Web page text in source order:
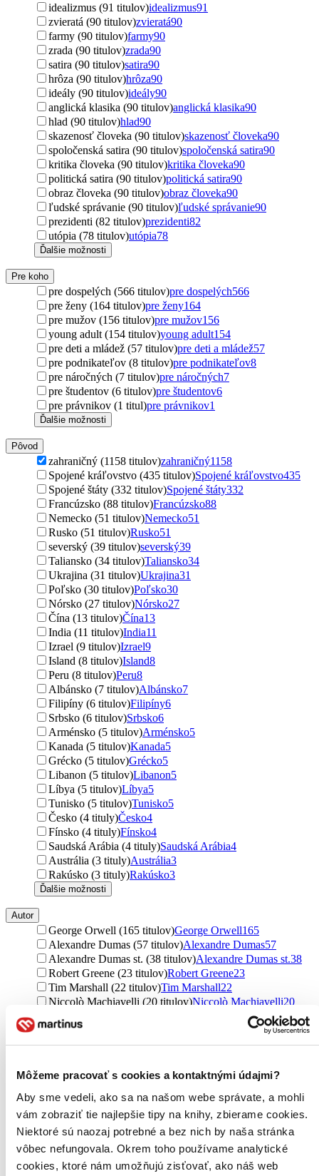
Môžeme pracovať s cookies a kontaktnými údajmi?
Aby sme vedeli, ako sa na našom webe správate, a mohli
vám zobraziť tie najlepšie tipy na knihy, zbierame cookies.
Niektoré sú naozaj potrebné a bez nich by naša stránka
vôbec nefungovala. Okrem toho používame analytické
cookies, ktoré nám umožňujú zisťovať, ako náš web
idealizmus (91 titulov)idealizmus91
zvieratá (90 titulov)zvieratá90
farmy (90 titulov)farmy90
zrada (90 titulov)zrada90
satira (90 titulov)satira90
hrôza (90 titulov)hrôza90
ideály (90 titulov)ideály90
anglická klasika (90 titulov)anglická klasika90
hlad (90 titulov)hlad90
skazenosť človeka (90 titulov)skazenosť človeka90
spoločenská satira (90 titulov)spoločenská satira90
kritika človeka (90 titulov)kritika človeka90
politická satira (90 titulov)politická satira90
obraz človeka (90 titulov)obraz človeka90
ľudské správanie (90 titulov)ľudské správanie90
prezidenti (82 titulov)prezidenti82
utópia (78 titulov)utópia78
Ďalšie možnosti
Pre koho
pre dospelých (566 titulov)pre dospelých566
pre ženy (164 titulov)pre ženy164
pre mužov (156 titulov)pre mužov156
young adult (154 titulov)young adult154
pre deti a mládež (57 titulov)pre deti a mládež57
pre podnikateľov (8 titulov)pre podnikateľov8
pre náročných (7 titulov)pre náročných7
pre študentov (6 titulov)pre študentov6
pre právnikov (1 titul)pre právnikov1
Ďalšie možnosti
Pôvod
zahraničný (1158 titulov)zahraničný1158
Spojené kráľovstvo (435 titulov)Spojené kráľovstvo435
Spojené štáty (332 titulov)Spojené štáty332
Francúzsko (88 titulov)Francúzsko88
Nemecko (51 titulov)Nemecko51
Rusko (51 titulov)Rusko51
severský (39 titulov)severský39
Taliansko (34 titulov)Taliansko34
Ukrajina (31 titulov)Ukrajina31
Poľsko (30 titulov)Poľsko30
Nórsko (27 titulov)Nórsko27
Čína (13 titulov)Čína13
India (11 titulov)India11
Izrael (9 titulov)Izrael9
Island (8 titulov)Island8
Peru (8 titulov)Peru8
Albánsko (7 titulov)Albánsko7
Filipíny (6 titulov)Filipíny6
Srbsko (6 titulov)Srbsko6
Arménsko (5 titulov)Arménsko5
Kanada (5 titulov)Kanada5
Grécko (5 titulov)Grécko5
Libanon (5 titulov)Libanon5
Líbya (5 titulov)Líbya5
Tunisko (5 titulov)Tunisko5
Česko (4 tituly)Česko4
Fínsko (4 tituly)Fínsko4
Saudská Arábia (4 tituly)Saudská Arábia4
Austrália (3 tituly)Austrália3
Rakúsko (3 tituly)Rakúsko3
Ďalšie možnosti
Autor
George Orwell (165 titulov)George Orwell165
Alexandre Dumas (57 titulov)Alexandre Dumas57
Alexandre Dumas st. (38 titulov)Alexandre Dumas st.38
Robert Greene (23 titulov)Robert Greene23
Tim Marshall (22 titulov)Tim Marshall22
Niccolò Machiavelli (20 titulov)Niccolò Machiavelli20
Niccolo Machiavelli18
Barack Obama (17 titulov)
Niccoló Machiavelli (15 titulov)Niccoló Machiavelli15
Henry Kissinger (13 titulov)Henry Kissinger13
Karl Marx (12 titulov)Karl Marx12
Friedrich Engels (12 titulov)Friedrich Engels12
Douglas Murray (12 titulov)Douglas Murray12
Thomas More (11 titulov)Thomas More 11
Michail Zygar (10 titulov)
Michail Zygar
Alice Hanáková (9 titulov)Alice Hanáková9